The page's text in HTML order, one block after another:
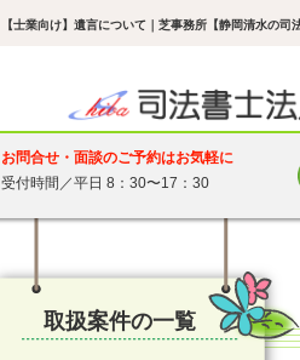
【士業向け】遺言について ｜芝事務所【静岡清水
お問合せ・面談のご予約はお気軽に
受付時間／平日 8：30〜17：30
取扱案件の一覧